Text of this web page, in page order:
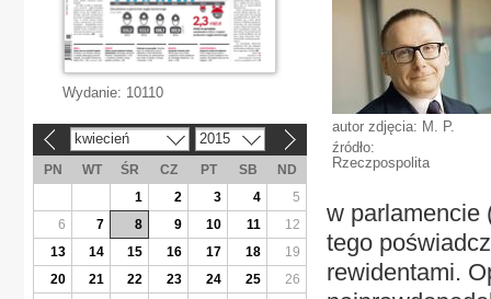
autor zdjęcia: M. P.
źródło:
Rzeczpospolita
w parlamencie
tego
rewidentami.
Wydanie: 10110
kwiecień 2015
PN WT ŚR CZ PT SB
ND
1
2 3 4
5
6
7 8 9 10 11
12
13
14 15 16 17 18
19
20
21 22 23 24 25
26